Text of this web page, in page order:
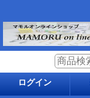
ログイン